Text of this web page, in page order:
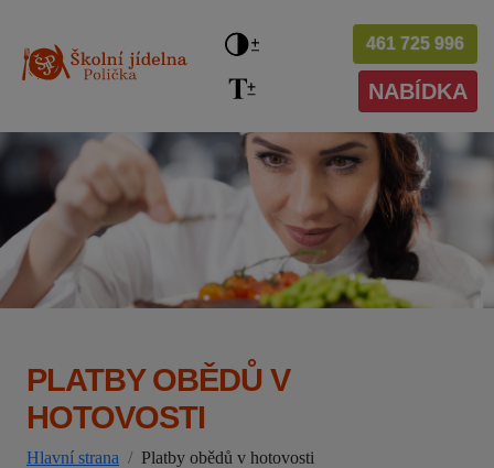
NABÍDKA
461 725 996
PLATBY OBĚDŮ V
HOTOVOSTI
Hlavní strana Platby obědů v hotovosti